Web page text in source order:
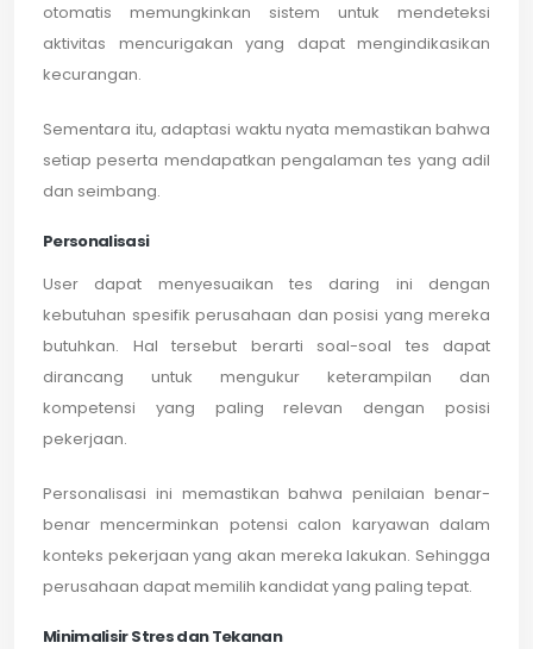
otomatis memungkinkan sistem untuk mendeteksi
aktivitas mencurigakan yang dapat mengindikasikan
kecurangan.
Sementara itu, adaptasi waktu nyata memastikan bahwa
setiap peserta mendapatkan pengalaman tes yang adil
dan seimbang.
Personalisasi
User dapat menyesuaikan tes daring ini dengan
kebutuhan spesifik perusahaan dan posisi yang mereka
butuhkan. Hal tersebut berarti soal-soal tes dapat
dirancang untuk mengukur keterampilan dan
kompetensi yang paling relevan dengan posisi
pekerjaan.
Personalisasi ini memastikan bahwa penilaian benar-
benar mencerminkan potensi calon karyawan dalam
konteks pekerjaan yang akan mereka lakukan. Sehingga
perusahaan dapat memilih kandidat yang paling tepat.
Minimalisir Stres dan Tekanan